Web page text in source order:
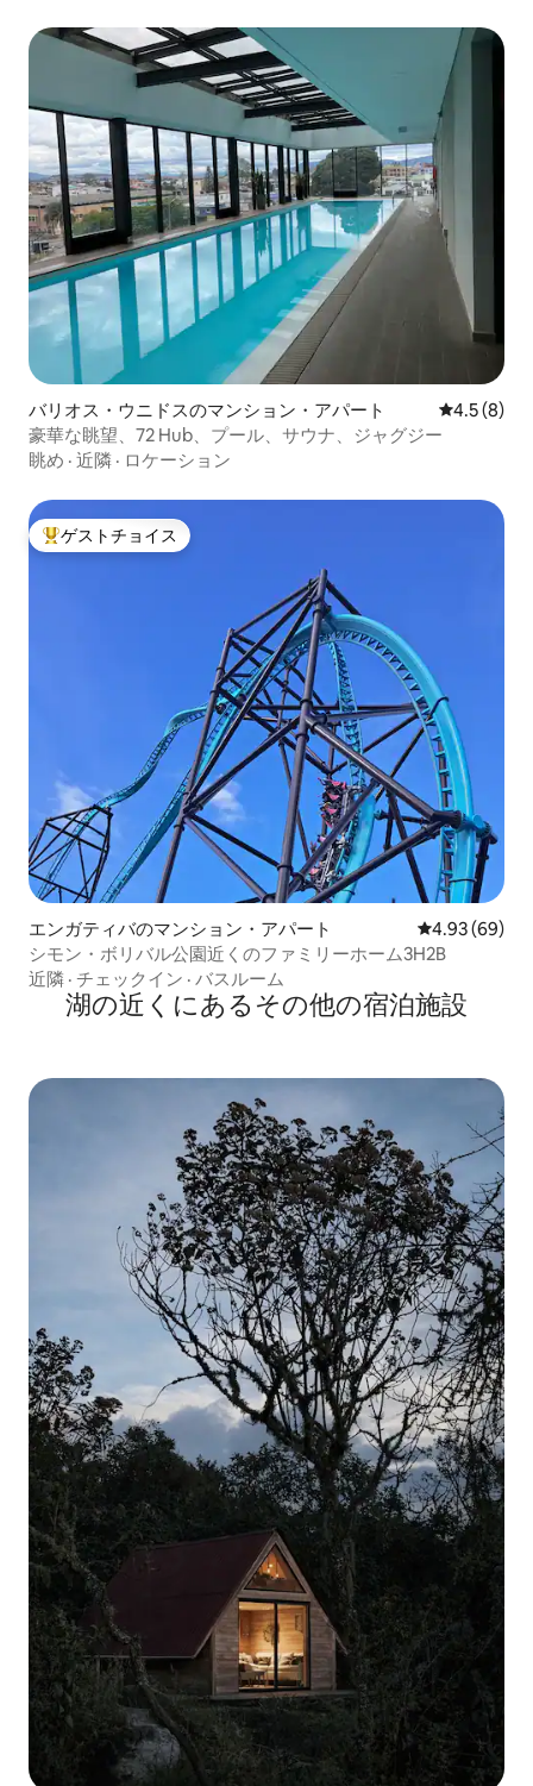
バリオス・ウニドスのマンション・アパート レビュー8
4.5 (8)
豪華な眺望、72 Hub、プール、サウナ、ジャグジー
眺め · 近隣 · ロケーション
大好評のゲストチョイスです。
ゲストチョイス
エンガティバのマンション・アパート レビュー69
4.93 (69)
シモン・ボリバル公園近くのファミリーホーム3H2B
近隣 · チェックイン · バスルーム
湖の近くにあるその他の宿泊施設